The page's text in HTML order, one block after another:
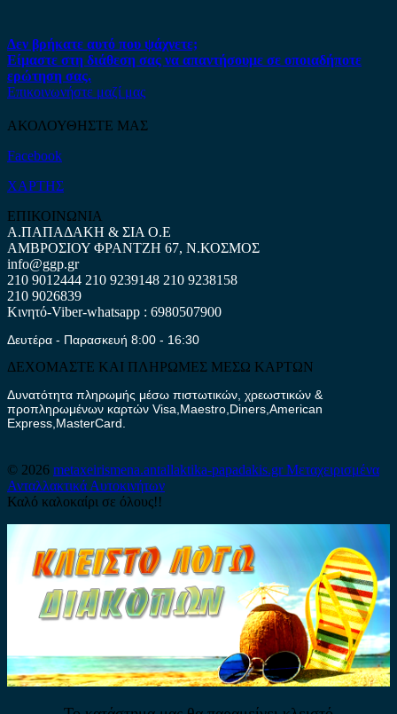
Δεν βρήκατε αυτό που ψάχνετε;
Είμαστε στη διάθεση σας να απαντήσουμε σε οποιαδήποτε
ερώτηση σας.
Επικοινωνήστε μαζί μας
ΑΚΟΛΟΥΘΗΣΤΕ ΜΑΣ
Facebook
ΧΑΡΤΗΣ
ΕΠΙΚΟΙΝΩΝΙΑ
Α.ΠΑΠΑΔΑΚΗ & ΣΙΑ Ο.Ε
ΑΜΒΡΟΣΙΟΥ ΦΡΑΝΤΖΗ 67, Ν.ΚΟΣΜΟΣ
info@ggp.gr
210 9012444 210 9239148 210 9238158
210 9026839
Κινητό-Viber-whatsapp : 6980507900
Δευτέρα - Παρασκευή 8:00 - 16:30
ΔΕΧΟΜΑΣΤΕ ΚΑΙ ΠΛΗΡΩΜΕΣ ΜΕΣΩ ΚΑΡΤΩΝ
Δυνατότητα πληρωμής μέσω πιστωτικών, χρεωστικών &
προπληρωμένων καρτών Visa,Maestro,Diners,American
Express,MasterCard.
© 2026 metaxeirismena.antallaktika-papadakis.grΜεταχειρισμένα
Ανταλλακτικά Αυτοκινήτων
Καλό καλοκαίρι σε όλους!!